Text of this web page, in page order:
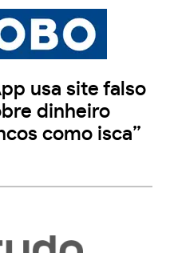
usa site falso
dinheiro
como isca”